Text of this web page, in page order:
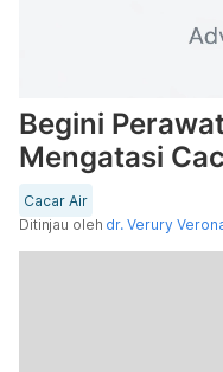
Begini
Mengatasi
Cacar Air
Ditinjau oleh dr. Verury